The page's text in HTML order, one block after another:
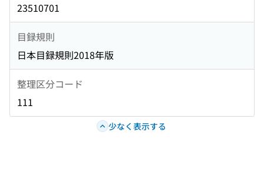
23510701
目録規則
日本目録規則2018年版
整理区分コード
111
少なく表示する